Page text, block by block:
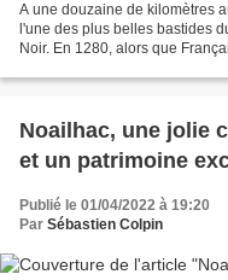
A une douzaine de kilomètres
l'une des plus belles bastides
Noir. En 1280, alors que
Noailhac, une jolie
et un patrimoine
Publié le 01/04/2022 à 19:20
Par Sébastien Colpin